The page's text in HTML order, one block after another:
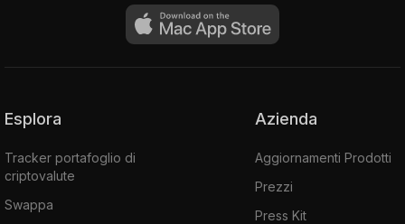
Esplora
Tracker portafoglio di
criptovalute
Swappa
Azienda
Aggiornamenti Prodotti
Prezzi
Press Kit